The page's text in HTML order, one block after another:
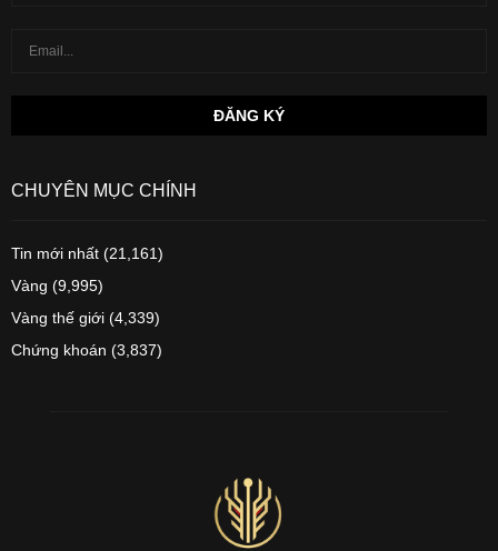
CHUYÊN MỤC CHÍNH
Tin mới nhất (21,161)
Vàng (9,995)
Vàng thế giới (4,339)
Chứng khoán (3,837)